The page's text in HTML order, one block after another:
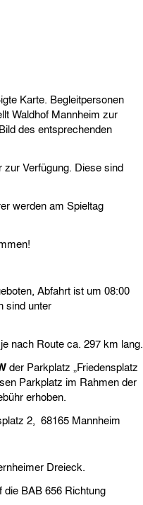
Karte. Begleitpersonen
Waldhof Mannheim zur
des entsprechenden
Verfügung. Diese sind
werden am Spieltag
Abfahrt ist um 08:00
sind unter
nach Route ca. 297 km lang.
der Parkplatz „Friedensplatz
Parkplatz im Rahmen der
erhoben.
2, 68165 Mannheim
Dreieck.
BAB 656 Richtung